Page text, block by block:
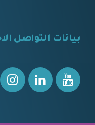
بيانات التواصل